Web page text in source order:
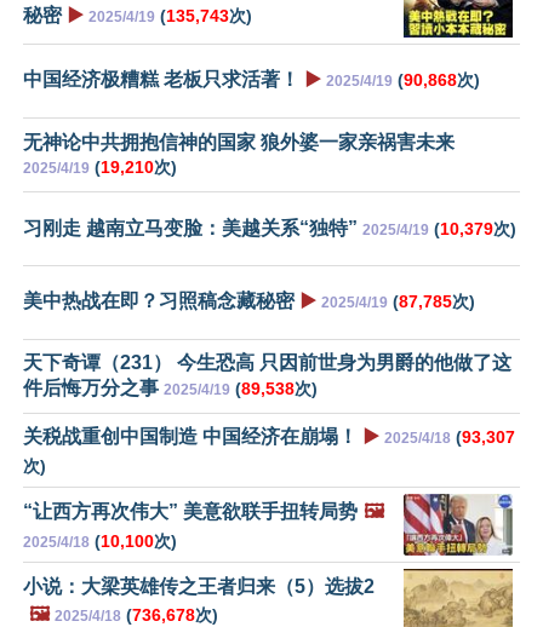
秘密 ▶️ 2025/4/19 (135,743次)
中国经济极糟糕 老板只求活著！ ▶️ 2025/4/19 (90,868次)
无神论中共拥抱信神的国家 狼外婆一家亲祸害未来
2025/4/19 (19,210次)
习刚走 越南立马变脸：美越关系“独特” 2025/4/19 (10,379次)
美中热战在即？习照稿念藏秘密 ▶️ 2025/4/19 (87,785次)
天下奇谭（231） 今生恐高 只因前世身为男爵的他做了这
件后悔万分之事 2025/4/19 (89,538次)
关税战重创中国制造 中国经济在崩塌！ ▶️ 2025/4/18 (93,307
次)
“让西方再次伟大” 美意欲联手扭转局势 🖼️
2025/4/18 (10,100次)
小说：大梁英雄传之王者归来（5）选拔2
🖼️ 2025/4/18 (736,678次)